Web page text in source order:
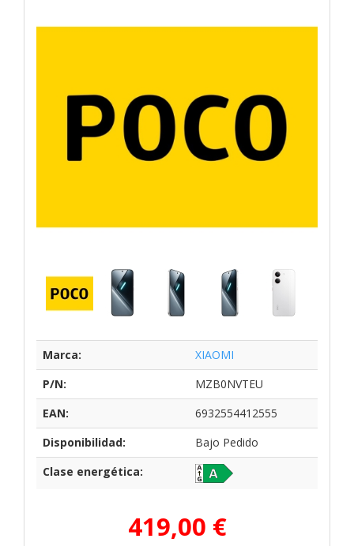
Marca:
XIAOMI
P/N:
MZB0NVTEU
EAN:
6932554412555
Disponibilidad:
Bajo Pedido
Clase energética:
419,00 €